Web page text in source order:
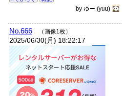
byゆー(yuu)
No.666 （画像1枚）
2025/06/30(月) 18:22:17